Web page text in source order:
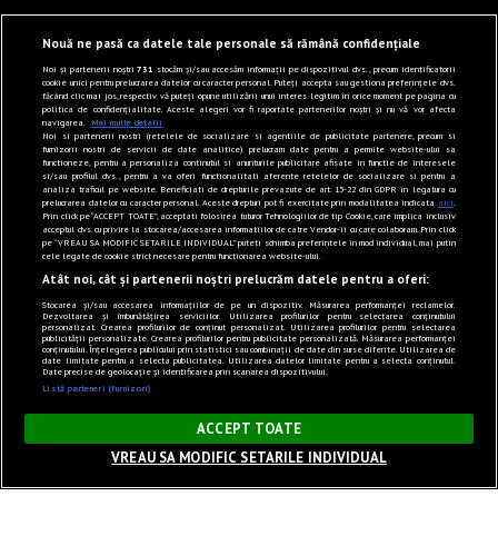
×
Nouă ne pasă ca datele tale personale să rămână confidențiale
Noi și partenerii noștri731 stocăm și/sau accesăm informații pe dispozitivul dvs., precum identificatorii
cookie unici pentru prelucrarea datelor cu caracter personal. Puteți accepta sau gestiona preferințele dvs.
făcând clic mai jos, respectiv vă puteți opune utilizării unui interes legitim în orice moment pe pagina cu
politica de confidențialitate. Aceste alegeri vor fi raportate partenerilor noștri și nu vă vor afecta
navigarea. Mai multe detalii
Noi si partenerii nostri (retelele de socializare si agentiile de publicitate partenere, precum si
furnizorii nostri de servicii de date analitice) prelucram date pentru a permite website-ului sa
functioneze, pentru a personaliza continutul si anunturile publicitare afisate in functie de interesele
si/sau profilul dvs., pentru a va oferi functionalitati aferente retelelor de socializare si pentru a
analiza traficul pe website. Beneficiati de drepturile prevazute de art. 15-22 din GDPR in legatura cu
prelucrarea datelor cu caracter personal. Aceste drepturi pot fi exercitate prin modalitatea indicata aici.
Prin click pe “ACCEPT TOATE”, acceptati folosirea tuturor Tehnologiilor de tip Cookie, care implica inclusiv
acceptul dvs. cu privire la stocarea/accesarea informatiilor de catre Vendor-ii cu care colaboram. Prin click
pe “VREAU SA MODIFIC SETARILE INDIVIDUAL” puteti schimba preferintele in mod individual, mai putin
cele legate de cookie strict necesare pentru functionarea website-ului.
Atât noi, cât și partenerii noștri prelucrăm datele pentru a oferi:
Stocarea și/sau accesarea informațiilor de pe un dispozitiv. Măsurarea performanței reclamelor.
Dezvoltarea și îmbunătățirea serviciilor. Utilizarea profilurilor pentru selectarea conținutului
personalizat. Crearea profilurilor de conținut personalizat. Utilizarea profilurilor pentru selectarea
publicității personalizate. Crearea profilurilor pentru publicitate personalizată. Măsurarea performanței
conținutului. Înțelegerea publicului prin statistici sau combinații de date din surse diferite. Utilizarea de
date limitate pentru a selecta publicitatea. Utilizarea datelor limitate pentru a selecta conținutul.
Date precise de geolocație și identificarea prin scanarea dispozitivului.
Listă parteneri (furnizori)
ACCEPT TOATE
VREAU SA MODIFIC SETARILE INDIVIDUAL